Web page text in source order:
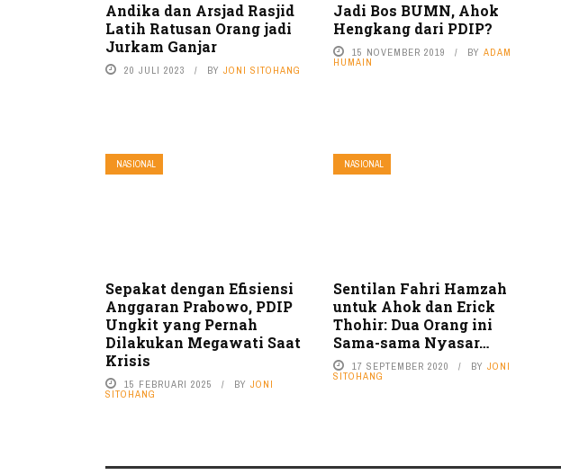
Andika dan Arsjad Rasjid
Latih Ratusan Orang jadi
Jurkam Ganjar
20 JULI 2023 BY JONI SITOHANG
Jadi Bos BUMN, Ahok
Hengkang dari PDIP?
15 NOVEMBER 2019 BYADAM
HUMAIN
NASIONAL
Sepakat dengan Efisiensi
Anggaran Prabowo, PDIP
Ungkit yang Pernah
Dilakukan Megawati Saat
Krisis
15 FEBRUARI 2025 BY JONI
SITOHANG
NASIONAL
Sentilan Fahri Hamzah
untuk Ahok dan Erick
Thohir: Dua Orang ini
Sama-sama Nyasar…
17 SEPTEMBER 2020 BYJONI
SITOHANG